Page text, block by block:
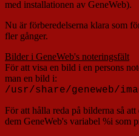
med installationen av GeneWeb).
Nu är förberedelserna klara som
fler gånger.
Bilder i GeneWeb's noteringsfält
För att visa en bild i en persons
man en bild i:
/usr/share/geneweb/
För att hålla reda på bilderna så
dem GeneWeb's variabel %i som